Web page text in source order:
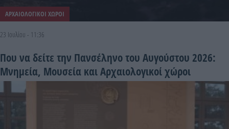
ΑΡΧΑΙΟΛΟΓΙΚΟΙ ΧΩΡΟΙ
23 Ιουλίου - 11:36
Που να δείτε την Πανσέληνο του Αυγούστου 2026:
Μνημεία, Μουσεία και Αρχαιολογικοί χώροι